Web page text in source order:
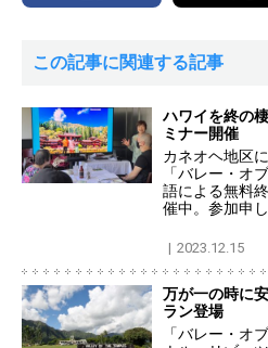
この記事に関連する記事
ハワイを終の
ミナー開催
カネオヘ地区
「バレー・オ
語による無料
催中。参加申
2023.12.15
万が一の時に
ラン登場
「バレー・オ